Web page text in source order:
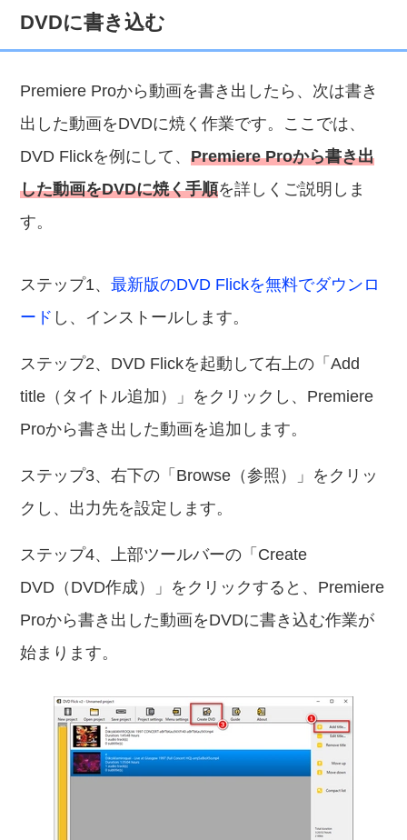
DVDに書き込む
Premiere Proから動画を書き出したら、次は書き
出した動画をDVDに焼く作業です。ここでは、
DVD Flickを例にして、Premiere Proから書き出
した動画をDVDに焼く手順を詳しくご説明しま
す。
ステップ1、最新版のDVD Flickを無料でダウンロ
ード し、インストールします。
ステップ2、DVD Flickを起動して右上の「Add
title（タイトル追加）」をクリックし、Premiere
Proから書き出した動画を追加します。
ステップ3、右下の「Browse（参照）」をクリッ
クし、出力先を設定します。
ステップ4、上部ツールバーの「Create
DVD（DVD作成）」をクリックすると、Premiere
Proから書き出した動画をDVDに書き込む作業が
始まります。